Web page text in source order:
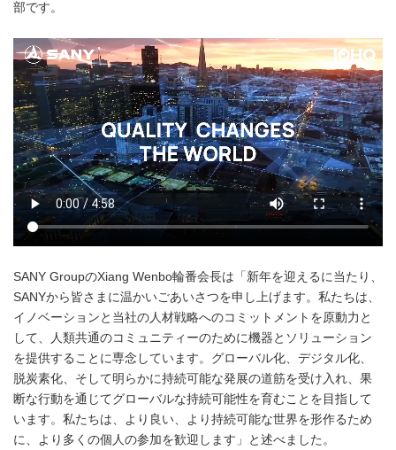
部です。
SANY GroupのXiang Wenbo輪番会長は「新年を迎えるに当たり、
SANYから皆さまに温かいごあいさつを申し上げます。私たちは、
イノベーションと当社の人材戦略へのコミットメントを原動力と
して、人類共通のコミュニティーのために機器とソリューション
を提供することに専念しています。グローバル化、デジタル化、
脱炭素化、そして明らかに持続可能な発展の道筋を受け入れ、果
断な行動を通じてグローバルな持続可能性を育むことを目指して
います。私たちは、より良い、より持続可能な世界を形作るため
に、より多くの個人の参加を歓迎します」と述べました。